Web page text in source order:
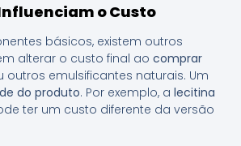
o Custo
básicos, existem outros
alterar o custo final ao comprar
outros emulsificantes naturais. Um
do produto. Por exemplo, a lecitina
ter um custo diferente da versão